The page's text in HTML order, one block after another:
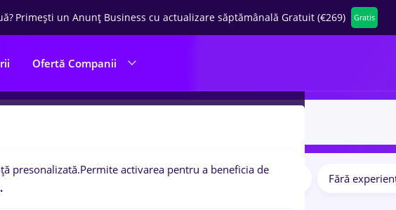
Primești un Anunț Business cu actualizare săptămânală Gratuit (€269) Gratis
Ofertă Companii
Fără
presonalizată.Permite activarea pentru a beneficia de